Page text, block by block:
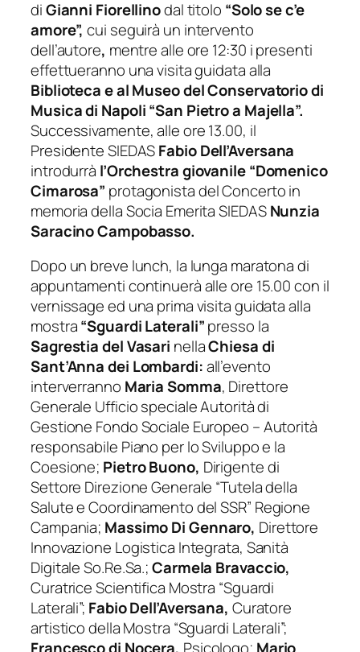
diGianni Fiorellinodal titolo “Solo se c’e
amore”,cui seguirà un intervento
dell’autore, mentre alle ore 12:30 i presenti
effettueranno una visita guidata alla
Biblioteca e al Museo del Conservatorio di
Musica di Napoli “San Pietro a Majella”.
Successivamente, alle ore 13.00, il
Presidente SIEDASFabio Dell’Aversana
introdurrà l’Orchestra giovanile “Domenico
Cimarosa” protagonista del Concerto in
memoria della Socia Emerita SIEDASNunzia
Saracino Campobasso.
Dopo un breve lunch, la lunga maratona di
appuntamenti continuerà alle ore 15.00 con il
vernissage ed una prima visita guidata alla
mostra“Sguardi Laterali”presso la
Sagrestia del Vasari nellaChiesa di
Sant’Anna dei Lombardi:all’evento
interverranno Maria Somma, Direttore
Generale Ufficio speciale Autorità di
Gestione Fondo Sociale Europeo – Autorità
responsabile Piano per lo Sviluppo e la
Coesione; Pietro Buono, Dirigente di
Settore Direzione Generale “Tutela della
Salute e Coordinamento del SSR” Regione
Campania; Massimo Di Gennaro, Direttore
Innovazione Logistica Integrata, Sanità
Digitale So.Re.Sa.;Carmela Bravaccio,
Curatrice Scientifica Mostra “Sguardi
Laterali”; Fabio Dell’Aversana, Curatore
artistico della Mostra “Sguardi Laterali”;